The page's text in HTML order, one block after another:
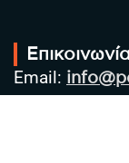
Επικοινωνία
Email:
Τηλ: